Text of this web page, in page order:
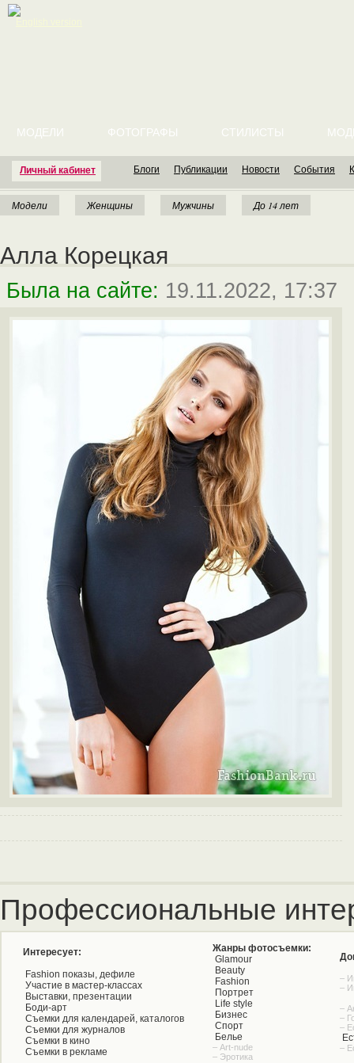
Личный кабинет
МОДЕЛИ ФОТОГРАФЫ СТИЛИСТЫ
Блоги Публикации Новости События
Модели Женщины Мужчины До 14 лет
Алла Корецкая
Была на сайте: 19.11.2022, 17:37
Профессиональные
Интересует:
Fashion показы, дефиле
Участие в мастер-классах
Выставки, презентации
Боди-арт
Съемки для календарей, каталогов
Съемки для журналов
Съемки в кино
Съемки в рекламе
Жанры фотосъемки:
Glamour
Beauty
Fashion
Портрет
Life style
Бизнес
Спорт
Белье
– Art-nude
– Эротика
–
–
–
–
–
–